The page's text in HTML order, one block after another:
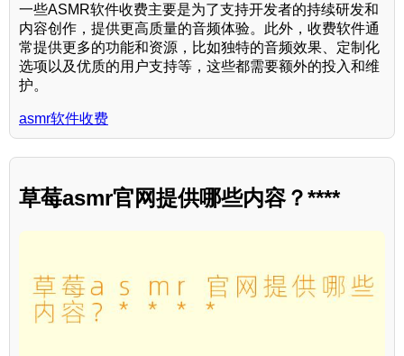
一些ASMR软件收费主要是为了支持开发者的持续研发和
内容创作，提供更高质量的音频体验。此外，收费软件通
常提供更多的功能和资源，比如独特的音频效果、定制化
选项以及优质的用户支持等，这些都需要额外的投入和维
护。
asmr软件收费
草莓asmr官网提供哪些内容？****